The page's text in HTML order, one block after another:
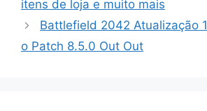
itens de loja e muito mais
Battlefield 2042 Atualização
o Patch 8.5.0 Out Out